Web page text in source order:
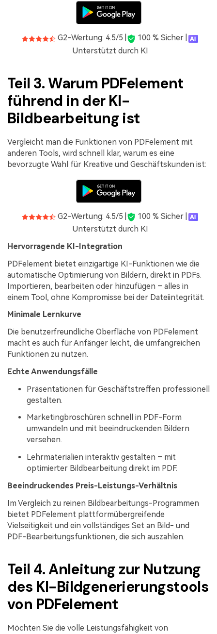
G2-Wertung: 4.5/5 |
100 % Sicher |
Unterstützt durch KI
Teil 3. Warum PDFelement
führend in der KI-
Bildbearbeitung ist
Vergleicht man die Funktionen von PDFelement mit
anderen Tools, wird schnell klar, warum es eine
bevorzugte Wahl für Kreative und Geschäftskunden ist:
G2-Wertung: 4.5/5 |
100 % Sicher |
Unterstützt durch KI
Hervorragende KI-Integration
PDFelement bietet einzigartige KI-Funktionen wie die
automatische Optimierung von Bildern, direkt in PDFs.
Importieren, bearbeiten oder hinzufügen – alles in
einem Tool, ohne Kompromisse bei der Dateiintegrität.
Minimale Lernkurve
Die benutzerfreundliche Oberfläche von PDFelement
macht es auch für Anfänger leicht, die umfangreichen
Funktionen zu nutzen.
Echte Anwendungsfälle
Präsentationen für Geschäftstreffen professionell
gestalten.
Marketingbroschüren schnell in PDF-Form
umwandeln und mit beeindruckenden Bildern
versehen.
Lehrmaterialien interaktiv gestalten – mit
optimierter Bildbearbeitung direkt im PDF.
Beeindruckendes Preis-Leistungs-Verhältnis
Im Vergleich zu reinen Bildbearbeitungs-Programmen
bietet PDFelement plattformübergreifende
Vielseitigkeit und ein vollständiges Set an Bild- und
PDF-Bearbeitungsfunktionen, die sich auszahlen.
Teil 4. Anleitung zur Nutzung
des KI-Bildgenerierungstools
von PDFelement
Möchten Sie die volle Leistungsfähigkeit von